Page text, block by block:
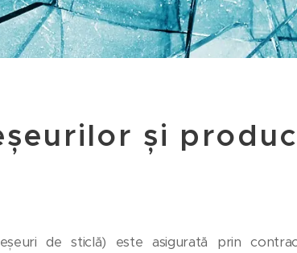
și
de sticlă) este asigurată prin